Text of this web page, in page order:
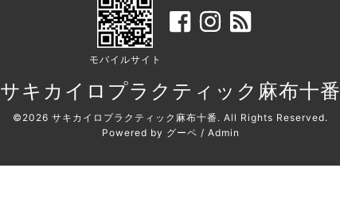
モバイルサイト
サキカイロプラクティック麻布十番
©2026 サキカイロプラクティック麻布十番 . All Rights Reserved.
Powered by グーペ / Admin